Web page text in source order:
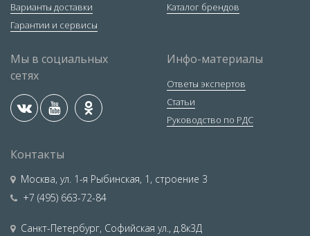
Варианты доставки
Гарантии и сервисы
Каталог брендов
Мы в социальных
сетях
Инфо-материалы
Ответы экспертов
Статьи
Руководство по РДС
Контакты
Москва, ул. 1-я Рыбинская, 1, строение 3
+7 (495) 663-72-84
Санкт-Петербург, Софийская ул., д.8к3Д